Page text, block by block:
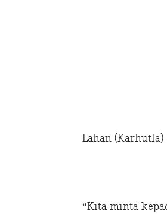
Lahan
“Kita minta